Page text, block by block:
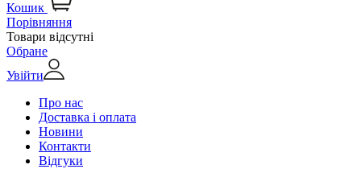
Кошик
Порівняння
Товари відсутні
Обране
Увійти
Про нас
Доставка і оплата
Новини
Контакти
Відгуки